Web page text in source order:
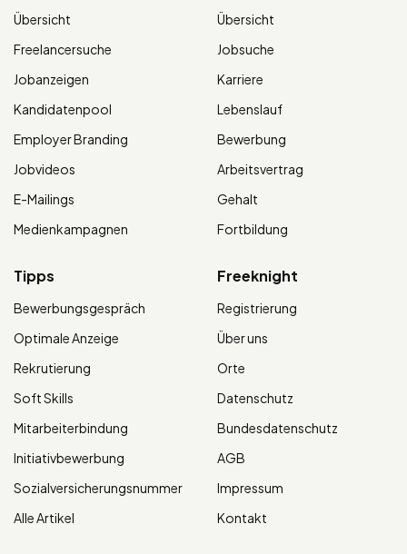
Übersicht
Freelancersuche
Jobanzeigen
Kandidatenpool
Employer Branding
Jobvideos
E-Mailings
Medienkampagnen
Übersicht
Jobsuche
Karriere
Lebenslauf
Bewerbung
Arbeitsvertrag
Gehalt
Fortbildung
Tipps
Bewerbungsgespräch
Optimale Anzeige
Rekrutierung
Soft Skills
Mitarbeiterbindung
Initiativbewerbung
Sozialversicherungsnummer
Alle Artikel
Freeknight
Registrierung
Über uns
Orte
Datenschutz
Bundesdatenschutz
AGB
Impressum
Kontakt